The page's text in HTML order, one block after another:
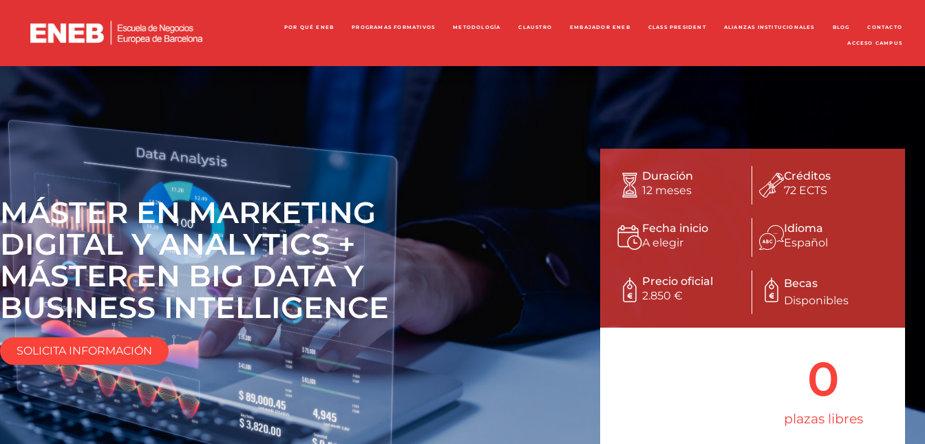
POR QUÉ ENEB PROGRAMAS FORMATIVOS METODOLOGÍA CLAUSTRO EMBAJADOR ENEB CLASS PRESIDENT ALIANZAS INSTITUCIONALES BLOG CONTACTO
ACCESO CAMPUS
MÁSTER EN MARKETING
DIGITAL Y ANALYTICS +
MÁSTER EN BIG DATA Y
BUSINESS INTELLIGENCE
SOLICITA INFORMACIÓN
Duración
12 meses
Créditos
72 ECTS
Fecha inicio
A elegir
Idioma
Español
Precio oficial
2.850 €
Becas
Disponibles
plazas libres
0